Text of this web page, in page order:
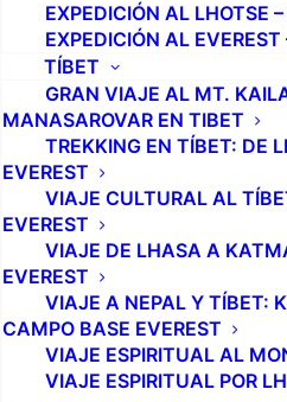
EXPEDICIÓN AL LHOTSE
EXPEDICIÓN AL
TÍBET
GRAN VIAJE AL MT.
MANASAROVAR EN TIBET
TREKKING EN TÍBET: DE
EVEREST
VIAJE CULTURAL AL
EVEREST
VIAJE DE LHASA A
EVEREST
VIAJE A NEPAL Y TÍBET:
CAMPO BASE EVEREST
VIAJE ESPIRITUAL AL
VIAJE ESPIRITUAL POR